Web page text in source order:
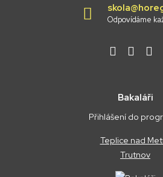
Odpovídáme
Bakaláři
Přihlášení do
Teplice nad
Trutnov